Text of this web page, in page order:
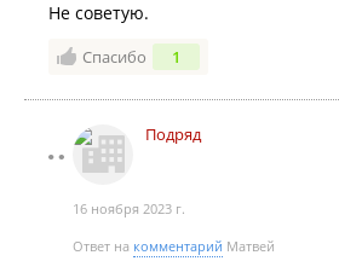
Не советую.
Спасибо 1
Подряд
16 ноября 2023 г.
Ответ на комментарий Матвей